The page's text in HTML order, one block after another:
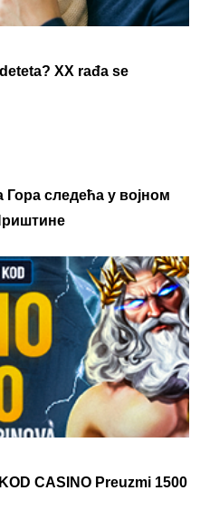
XX rađa se
следећа у војном
CASINO Preuzmi 1500